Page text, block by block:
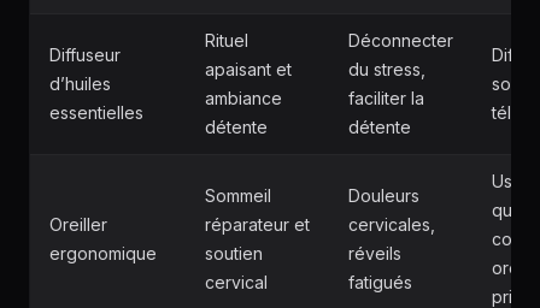
Diffuseur
d’huiles
essentielles
Rituel
apaisant et
ambiance
détente
Déconnecter
du stress,
faciliter la
détente
Oreiller
ergonomique
Sommeil
réparateur et
soutien
cervical
Douleurs
cervicales,
réveils
fatigués